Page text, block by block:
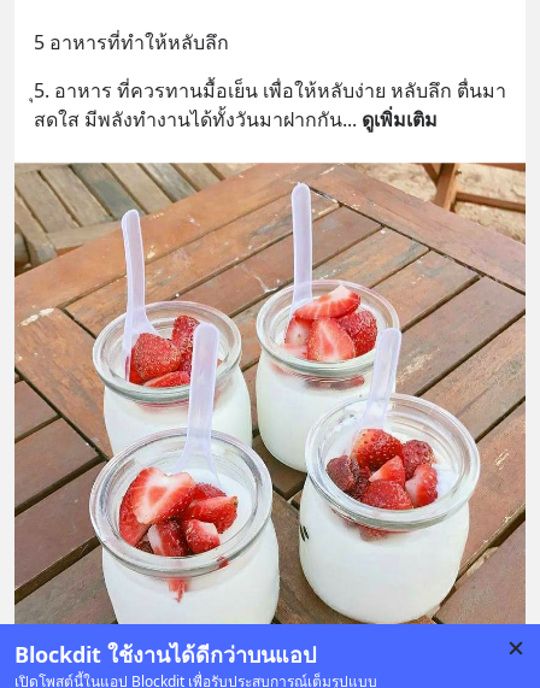
Blockdit ใช้งานได้ดีกว่าบนแอป
เปิดโพสต์นี้ในแอป Blockdit เพื่อรับประสบการณ์เต็มรูปแบบ
5 อาหารที่ทำให้หลับลึก
ุ5️. อาหาร ที่ควรทานมื้อเย็น เพื่อให้หลับง่าย หลับลึก ตื่นมา
สดใส มีพลังทำงานได้ทั้งวันมาฝากกัน... ดูเพิ่มเติม